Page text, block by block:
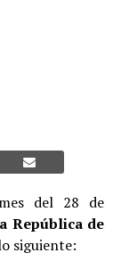
del 28 de
República de
siguiente: